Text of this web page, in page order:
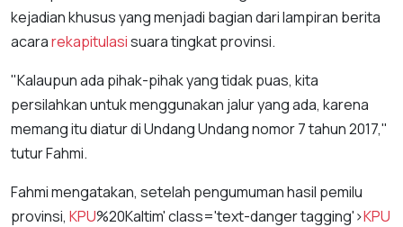
kejadian khusus yang menjadi bagian dari lampiran berita
acararekapitulasisuara tingkat provinsi.
"Kalaupun ada pihak-pihak yang tidak puas, kita
persilahkan untuk menggunakan jalur yang ada, karena
memang itu diatur di Undang Undang nomor 7 tahun 2017,"
tutur Fahmi.
Fahmi mengatakan, setelah pengumuman hasil pemilu
provinsi, KPU%20Kaltim' class='text-danger tagging'>KPU